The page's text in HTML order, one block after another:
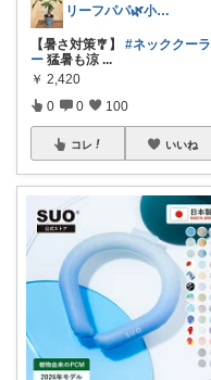
リーフパパ🌿小学2年生女の子のパパ
【暑さ対策🎐】 #ネッククーラ
ー 猛暑も涼 ...
￥ 2,420
0 0 100
コレ いいね